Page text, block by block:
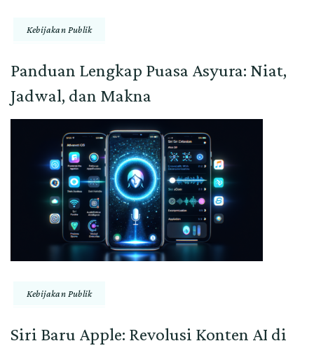
Kebijakan Publik
Panduan Lengkap Puasa Asyura: Niat,
Jadwal, dan Makna
Kebijakan Publik
Siri Baru Apple: Revolusi Konten AI di